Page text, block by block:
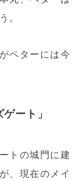
。
ペターには今
ート」
トの城門に建
、現在のメイ